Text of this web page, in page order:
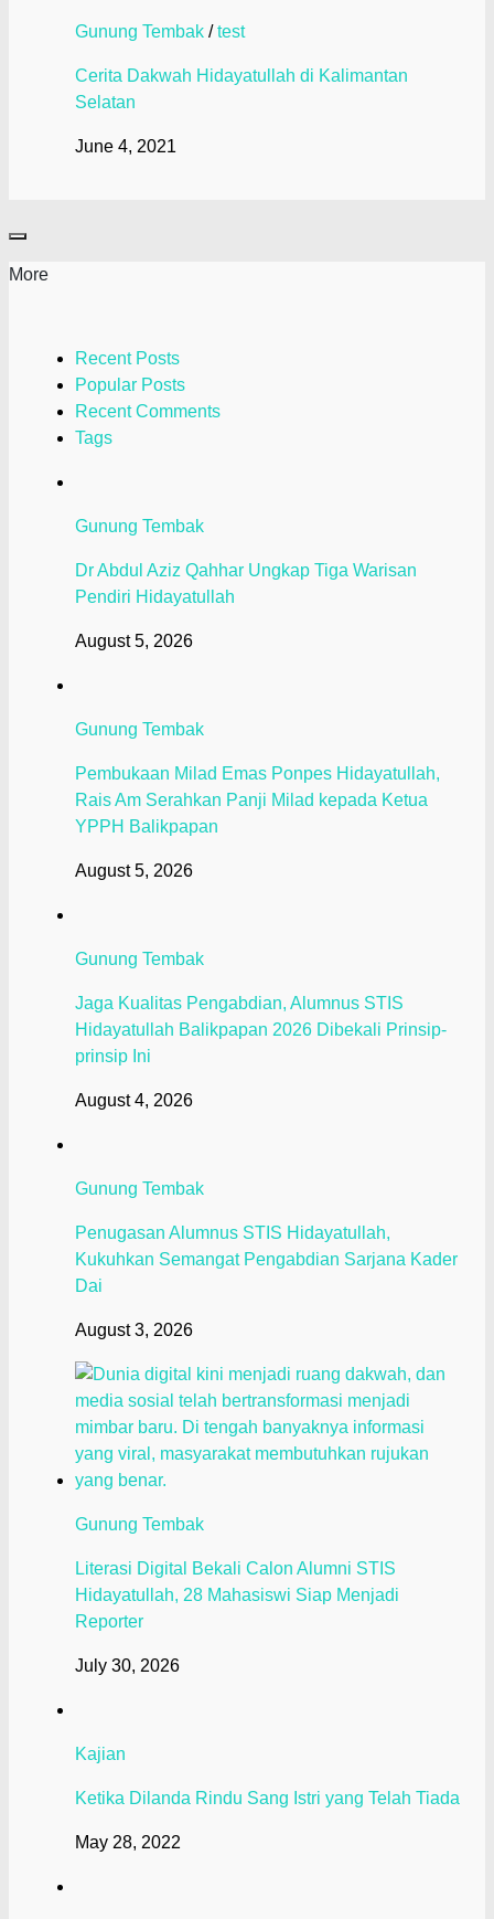
Gunung Tembak /test
Cerita Dakwah Hidayatullah di Kalimantan
Selatan
June 4, 2021
More
Recent Posts
Popular Posts
Recent Comments
Tags
Gunung Tembak
Dr Abdul Aziz Qahhar Ungkap Tiga Warisan
Pendiri Hidayatullah
August 5, 2026
Gunung Tembak
Pembukaan Milad Emas Ponpes Hidayatullah,
Rais Am Serahkan Panji Milad kepada Ketua
YPPH Balikpapan
August 5, 2026
Gunung Tembak
Jaga Kualitas Pengabdian, Alumnus STIS
Hidayatullah Balikpapan 2026 Dibekali Prinsip-
prinsip Ini
August 4, 2026
Gunung Tembak
Penugasan Alumnus STIS Hidayatullah,
Kukuhkan Semangat Pengabdian Sarjana Kader
Dai
August 3, 2026
Gunung Tembak
Literasi Digital Bekali Calon Alumni STIS
Hidayatullah, 28 Mahasiswi Siap Menjadi
Reporter
July 30, 2026
Kajian
Ketika Dilanda Rindu Sang Istri yang Telah Tiada
May 28, 2022